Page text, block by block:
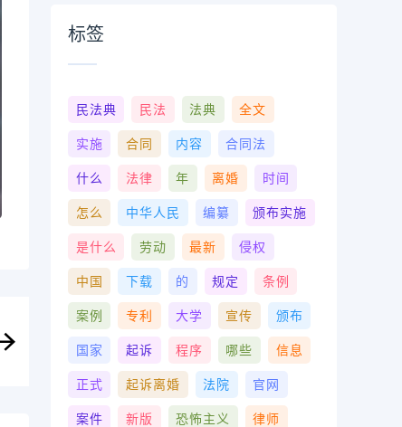
标签
民法典 民法 法典 全文
实施 合同 内容 合同法
什么 法律 年 离婚 时间
怎么 中华人民 编纂 颁布实施
是什么 劳动 最新 侵权
中国 下载 的 规定 条例
案例 专利 大学 宣传 颁布
国家 起诉 程序 哪些 信息
正式 起诉离婚 法院 官网
案件 新版 恐怖主义 律师